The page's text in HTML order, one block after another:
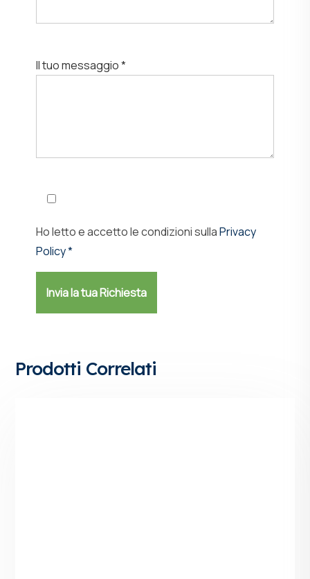
Il tuo messaggio *
Ho letto e accetto le condizioni sullaPrivacy
Policy *
Prodotti Correlati